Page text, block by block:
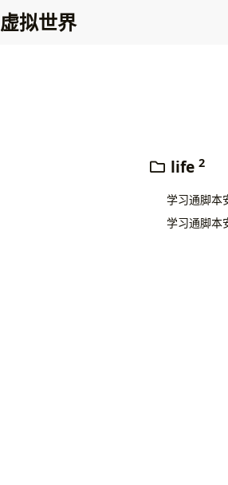
虚拟世界
life2
学习通脚本
学习通脚本